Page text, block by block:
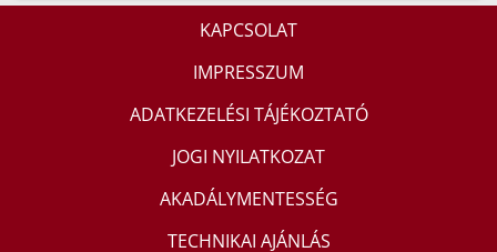
KAPCSOLAT
IMPRESSZUM
ADATKEZELÉSI TÁJÉKOZTATÓ
JOGI NYILATKOZAT
AKADÁLYMENTESSÉG
TECHNIKAI AJÁNLÁS